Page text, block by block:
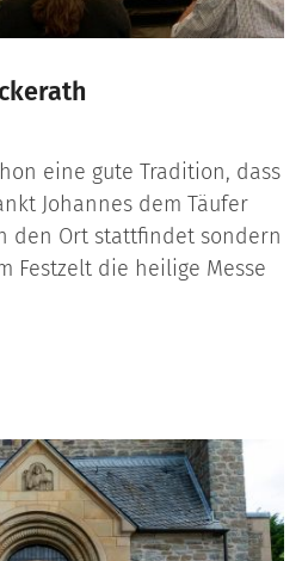
eine gute Tradition, dass
Johannes dem Täufer
den Ort stattfindet sondern
Festzelt die heilige Messe